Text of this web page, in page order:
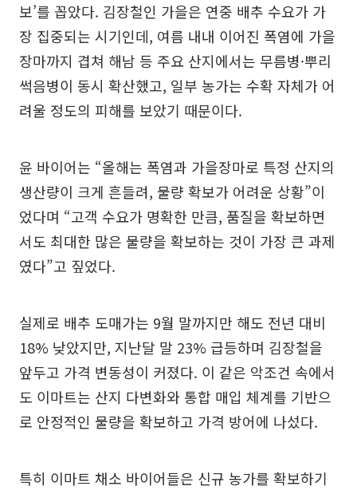
보’를 꼽았다. 김장철인 가을은 연중 배추 수요가 가
장 집중되는 시기인데, 여름 내내 이어진 폭염에 가을
장마까지 겹쳐 해남 등 주요 산지에서는 무름병·뿌리
썩음병이 동시 확산했고, 일부 농가는 수확 자체가 어
려울 정도의 피해를 보았기 때문이다.
윤 바이어는 “올해는 폭염과 가을장마로 특정 산지의
생산량이 크게 흔들려, 물량 확보가 어려운 상황”이
었다며 “고객 수요가 명확한 만큼, 품질을 확보하면
서도 최대한 많은 물량을 확보하는 것이 가장 큰 과제
였다”고 짚었다.
실제로 배추 도매가는 9월 말까지만 해도 전년 대비
18% 낮았지만, 지난달 말 23% 급등하며 김장철을
앞두고 가격 변동성이 커졌다. 이 같은 악조건 속에서
도 이마트는 산지 다변화와 통합 매입 체계를 기반으
로 안정적인 물량을 확보하고 가격 방어에 나섰다.
특히 이마트 채소 바이어들은 신규 농가를 확보하기